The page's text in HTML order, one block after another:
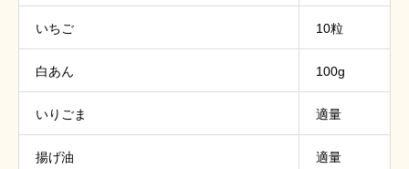
いちご 10粒
白あん 100g
いりごま 適量
揚げ油 適量